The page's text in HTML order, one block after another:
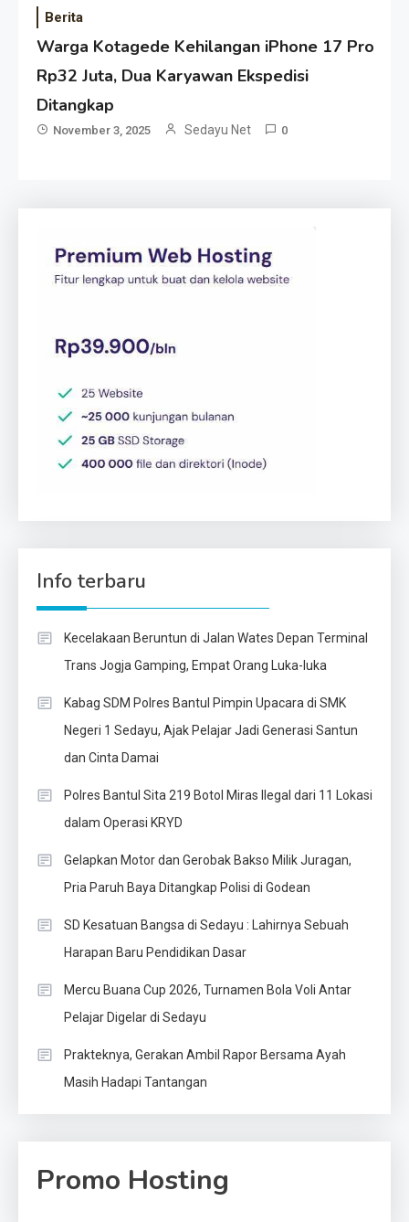
Berita
Warga Kotagede Kehilangan iPhone 17 Pro
Rp32 Juta, Dua Karyawan Ekspedisi
Ditangkap
November 3, 2025 Sedayu Net 0
Info terbaru
Kecelakaan Beruntun di Jalan Wates Depan Terminal
Trans Jogja Gamping, Empat Orang Luka-luka
Kabag SDM Polres Bantul Pimpin Upacara di SMK
Negeri 1 Sedayu, Ajak Pelajar Jadi Generasi Santun
dan Cinta Damai
Polres Bantul Sita 219 Botol Miras Ilegal dari 11 Lokasi
dalam Operasi KRYD
Gelapkan Motor dan Gerobak Bakso Milik Juragan,
Pria Paruh Baya Ditangkap Polisi di Godean
SD Kesatuan Bangsa di Sedayu : Lahirnya Sebuah
Harapan Baru Pendidikan Dasar
Mercu Buana Cup 2026, Turnamen Bola Voli Antar
Pelajar Digelar di Sedayu
Prakteknya, Gerakan Ambil Rapor Bersama Ayah
Masih Hadapi Tantangan
Promo Hosting